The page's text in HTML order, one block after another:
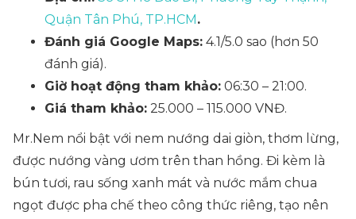
Quận Tân Phú, TP.HCM.
Đánh giá Google Maps: 4.1/5.0 sao (hơn 50
đánh giá).
Giờ hoạt động tham khảo: 06:30 – 21:00.
Giá tham khảo: 25.000 – 115.000 VNĐ.
Mr.Nem nổi bật với nem nướng dai giòn, thơm lừng,
được nướng vàng ươm trên than hồng. Đi kèm là
bún tươi, rau sống xanh mát và nước mắm chua
ngọt được pha chế theo công thức riêng, tạo nên